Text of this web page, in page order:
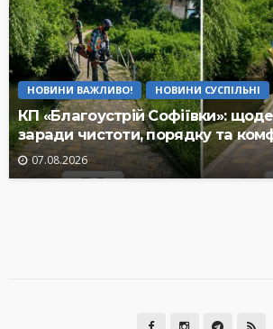
НОВИНИ ВАЖЛИВО! НОВИНИ СУСПІЛЬНІ
КП «Благоустрій Софіївки»:
заради чистоти, порядку та
07.08.2026